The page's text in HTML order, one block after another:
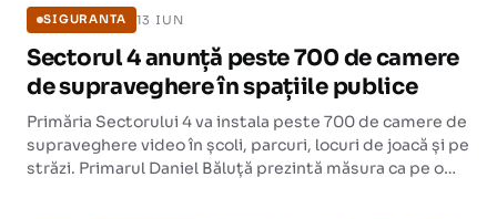
SIGURANTA 13 IUN
Sectorul 4 anunță peste 700 de camere
de supraveghere în spațiile publice
Primăria Sectorului 4 va instala peste 700 de camere de
supraveghere video în școli, parcuri, locuri de joacă și pe
străzi. Primarul Daniel Băluță prezintă măsura ca pe o